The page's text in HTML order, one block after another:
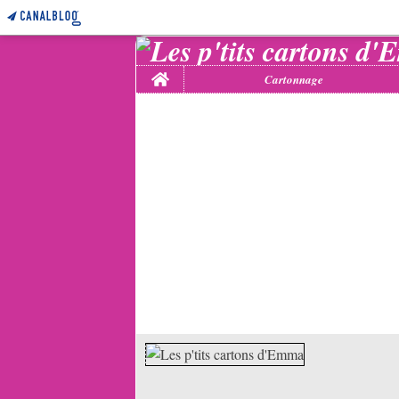
Home Cartonnage